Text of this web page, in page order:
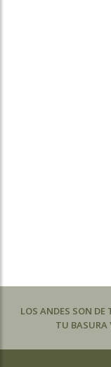
LOS ANDES SON
TU BASURA